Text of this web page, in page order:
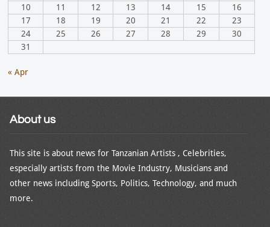
10
11 12 13 14 15
16
17
18 19 20 21 22
23
24
25 26 27 28 29
30
31
« Apr
About us
This site is about news for Tanzanian Artists , Celebrities,
especially artists from the Movie Industry, Musicians and
other news including Sports, Politics, Technology, and much
more.